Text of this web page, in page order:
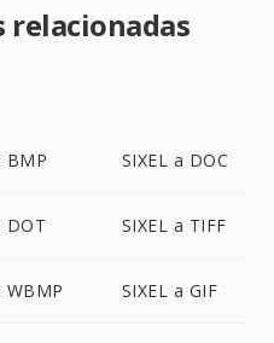
relacionadas
BMP SIXEL a DOC
DOT SIXEL a TIFF
WBMP SIXEL a GIF